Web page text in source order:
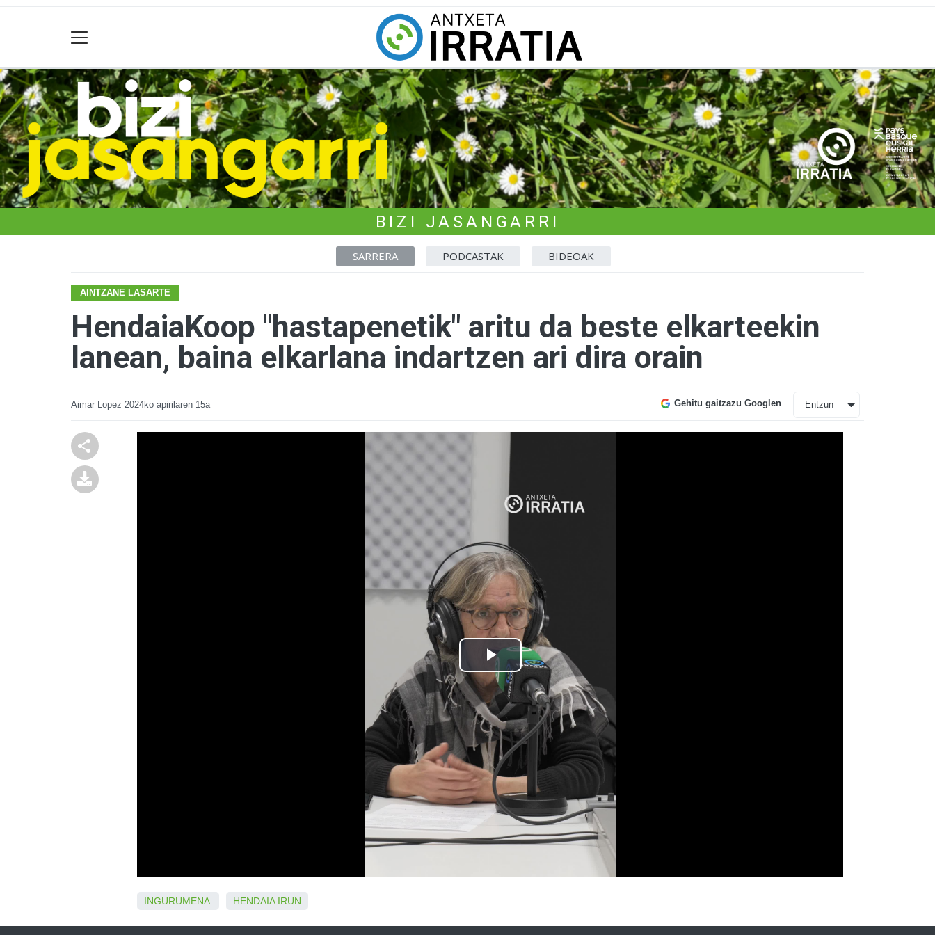
BIZI JASANGARRI
SARRERA PODCASTAK BIDEOAK
AINTZANE LASARTE
HendaiaKoop "hastapenetik" aritu da beste elkarteekin
lanean, baina elkarlana indartzen ari dira orain
Aimar Lopez 2024ko apirilaren 15a Gehitu gaitzazu Googlen Entzun
INGURUMENA HENDAIA IRUN